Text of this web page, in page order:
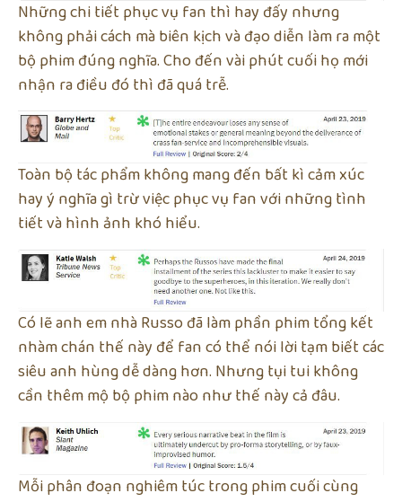
Những chi tiết phục vụ fan thì hay đấy nhưng
không phải cách mà biên kịch và đạo diễn làm ra một
bộ phim đúng nghĩa. Cho đến vài phút cuối họ mới
nhận ra điều đó thì đã quá trễ.
Toàn bộ tác phẩm không mang đến bất kì cảm xúc
hay ý nghĩa gì trừ việc phục vụ fan với những tình
tiết và hình ảnh khó hiểu.
Có lẽ anh em nhà Russo đã làm phần phim tổng kết
nhàm chán thế này để fan có thể nói lời tạm biết các
siêu anh hùng dễ dàng hơn. Nhưng tụi tui không
cần thêm mộ bộ phim nào như thế này cả đâu.
Mỗi phân đoạn nghiêm túc trong phim cuối cùng